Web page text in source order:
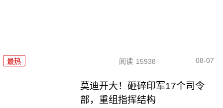
最热 阅读 15938 08-07
莫迪开大！砸碎印军17个司令
部，重组指挥结构